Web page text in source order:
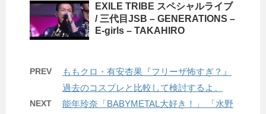
EXILE TRIBE スペシャルライブ
/ 三代目JSB – GENERATIONS –
E-girls – TAKAHIRO
PREV
ももクロ・有安杏果『フリーザ怖すぎ？』
過去のコスプレと比較して検討するよ。
NEXT
能年玲奈「BABYMETAL大好き！」 「水野